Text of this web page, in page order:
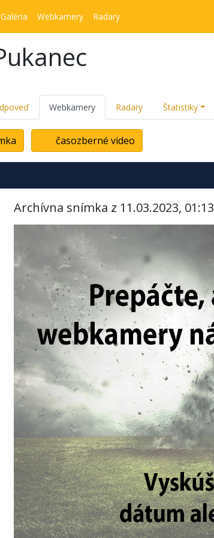
Galéria Webkamery Radary
Webkamery Radary Štatistiky
časozberné video
Archívna snímka z 11.03.2023, 01:13